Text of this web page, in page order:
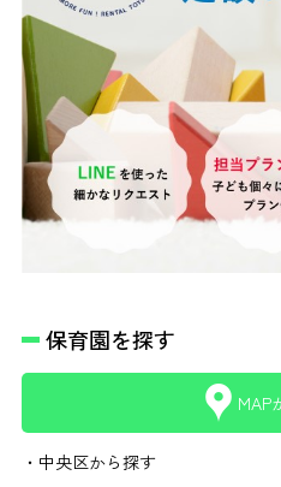
保育園を探す
MAP
・中央区から探す